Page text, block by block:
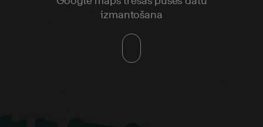
izmantošana